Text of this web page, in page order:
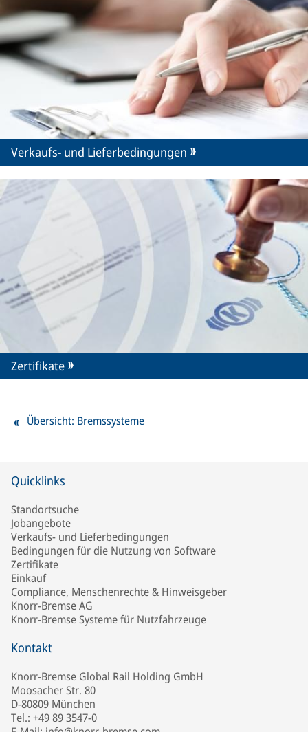
Verkaufs- und Lieferbedingungen
Zertifikate
Übersicht: Bremssysteme
Quicklinks
Standortsuche
Jobangebote
Verkaufs- und Lieferbedingungen
Bedingungen für die Nutzung von Software
Zertifikate
Einkauf
Compliance, Menschenrechte & Hinweisgeber
Knorr-Bremse AG
Knorr-Bremse Systeme für Nutzfahrzeuge
Kontakt
Knorr-Bremse Global Rail Holding GmbH
Moosacher Str. 80
D-80809 München
Tel.: +49 89 3547-0